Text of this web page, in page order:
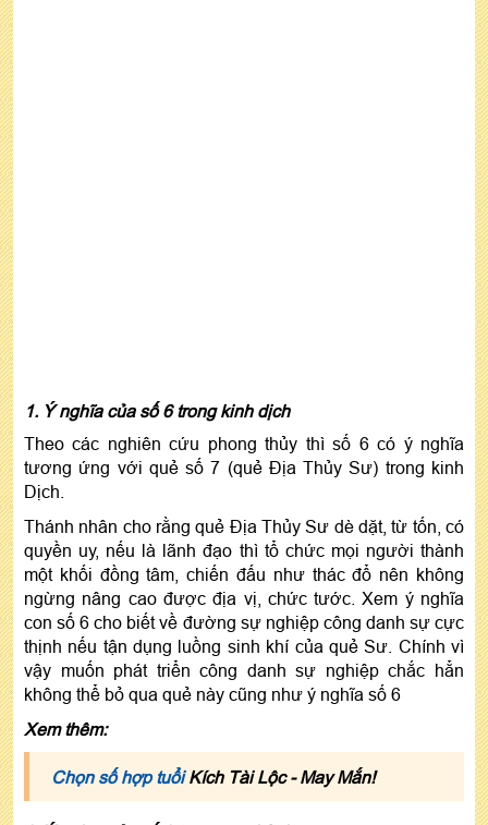
1. Ý nghĩa của số 6 trong kinh dịch
Theo các nghiên cứu phong thủy thì số 6 có ý nghĩa
tương ứng với quẻ số 7 (quẻ Địa Thủy Sư) trong kinh
Dịch.
Thánh nhân cho rằng quẻ Địa Thủy Sư dè dặt, từ tốn, có
quyền uy, nếu là lãnh đạo thì tổ chức mọi người thành
một khối đồng tâm, chiến đấu như thác đổ nên không
ngừng nâng cao được địa vị, chức tước. Xem ý nghĩa
con số 6 cho biết về đường sự nghiệp công danh sự cực
thịnh nếu tận dụng luồng sinh khí của quẻ Sư. Chính vì
vậy muốn phát triển công danh sự nghiệp chắc hẳn
không thể bỏ qua quẻ này cũng như ý nghĩa số 6
Xem thêm:
Chọn số hợp tuổiKích Tài Lộc - May Mắn!